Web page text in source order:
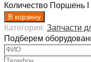
Количество Поршень
В корзину
Категория: Запчасти
Подберем